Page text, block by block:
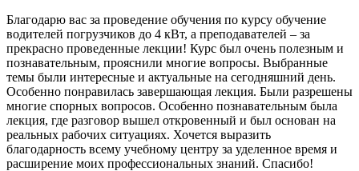
Благодарю вас за проведение обучения по курсу обучение
водителей погрузчиков до 4 кВт, а преподавателей – за
прекрасно проведенные лекции! Курс был очень полезным и
познавательным, прояснили многие вопросы. Выбранные
темы были интересные и актуальные на сегодняшний день.
Особенно понравилась завершающая лекция. Были разрешены
многие спорных вопросов. Особенно познавательным была
лекция, где разговор вышел откровенный и был основан на
реальных рабочих ситуациях. Хочется выразить
благодарность всему учебному центру за уделенное время и
расширение моих профессиональных знаний. Спасибо!